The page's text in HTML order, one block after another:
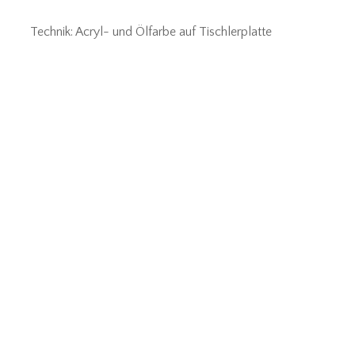
Technik: Acryl- und Ölfarbe auf Tischlerplatte